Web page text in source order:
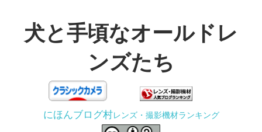
テ犬と手頃なオールドレ
ンズたち
にほんブログ村レンズ・撮影機材ランキング